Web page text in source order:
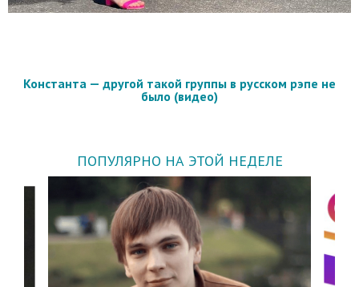
Константа — другой такой группы в русском рэпе не
было (видео)
ПОПУЛЯРНО НА ЭТОЙ НЕДЕЛЕ